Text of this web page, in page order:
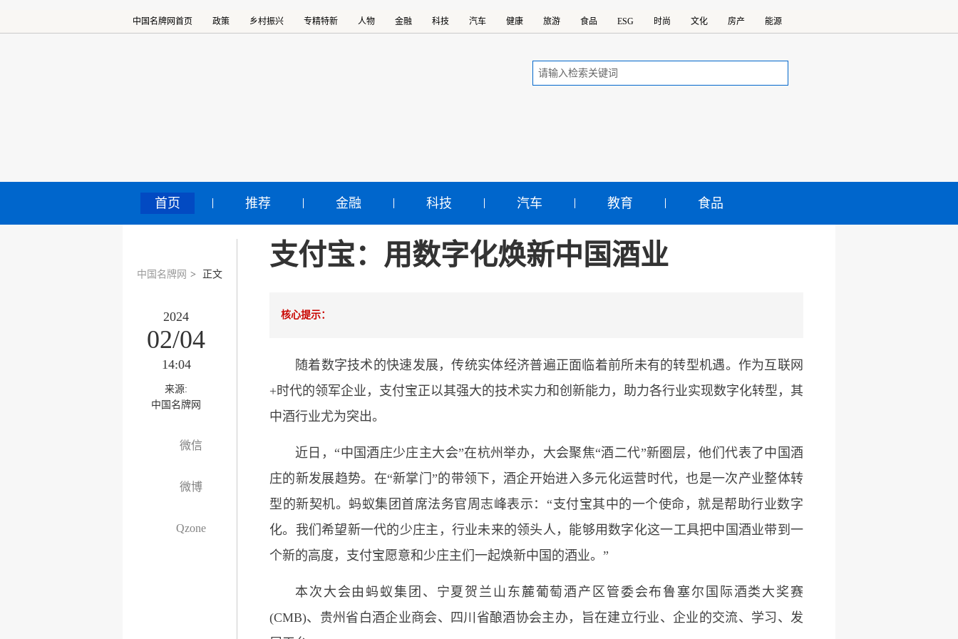
中国名牌网首页 政策 乡村振兴 专精特新 人物 金融 科技 汽车 健康 旅游 食品 ESG 时尚 文化 房产 能源
首页 推荐 金融 科技 汽车 教育 食品
中国名牌网 > 正文
2024
02/04
14:04
来源:
中国名牌网
微信
微博
Qzone
支付宝：用数字化焕新中国酒业
核心提示：
随着数字技术的快速发展，传统实体经济普遍正面临着前所未有的转型机遇。作为互联网
+时代的领军企业，支付宝正以其强大的技术实力和创新能力，助力各行业实现数字化转型，其
中酒行业尤为突出。
近日，“中国酒庄少庄主大会”在杭州举办，大会聚焦“酒二代”新圈层，他们代表了中国酒
庄的新发展趋势。在“新掌门”的带领下，酒企开始进入多元化运营时代，也是一次产业整体转
型的新契机。蚂蚁集团首席法务官周志峰表示：“支付宝其中的一个使命，就是帮助行业数字
化。我们希望新一代的少庄主，行业未来的领头人，能够用数字化这一工具把中国酒业带到一
个新的高度，支付宝愿意和少庄主们一起焕新中国的酒业。”
本次大会由蚂蚁集团、宁夏贺兰山东麓葡萄酒产区管委会布鲁塞尔国际酒类大奖赛
(CMB)、贵州省白酒企业商会、四川省酿酒协会主办，旨在建立行业、企业的交流、学习、发